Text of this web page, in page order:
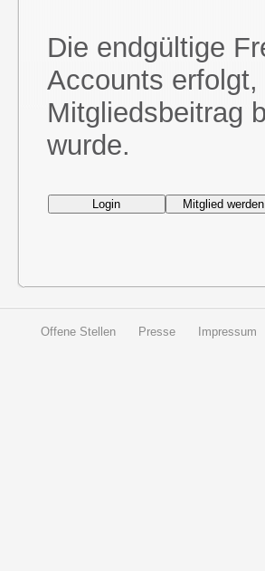
Die endgültige
Accounts
Mitgliedsbeitrag
wurde.
Offene Stellen Presse Impressum